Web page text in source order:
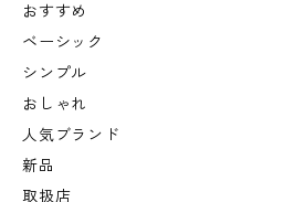
おすすめ
ベーシック
シンプル
おしゃれ
人気ブランド
新品
取扱店